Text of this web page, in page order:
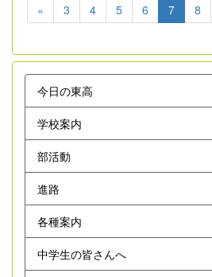
« 3 4 5 6 7 8
今日の東高
学校案内
部活動
進路
各種案内
中学生の皆さんへ